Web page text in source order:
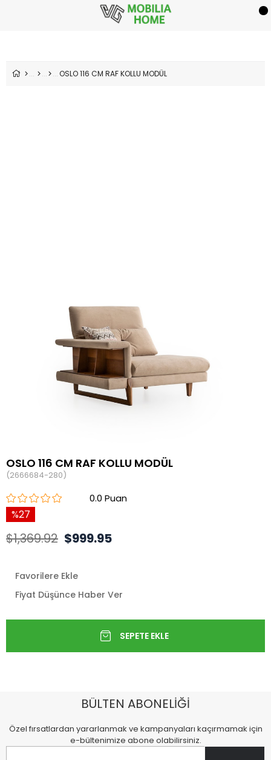
OSLO 116 CM RAF KOLLU MODÜL
OSLO 116 CM RAF KOLLU MODÜL
(2666684-280)
0.0
27
$1,369.92 $999.95
Favorilere Ekle
Fiyat Düşünce Haber Ver
BÜLTEN ABONELİĞİ
Özel fırsatlardan yararlanmak ve kampanyaları kaçırmamak için
e-bültenimize abone olabilirsiniz.